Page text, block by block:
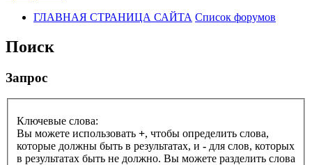
ГЛАВНАЯ СТРАНИЦА САЙТА Список форумов
Поиск
Запрос
Ключевые слова:
Вы можете использовать +, чтобы определить слова,
которые должны быть в результатах, и - для слов, которых
в результатах быть не должно. Вы можете разделить слова